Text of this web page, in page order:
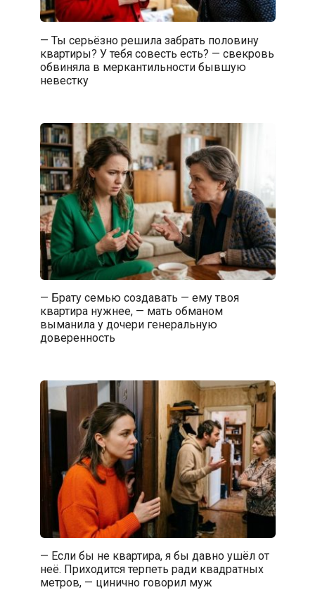
— Ты серьёзно решила забрать половину
квартиры? У тебя совесть есть? — свекровь
обвиняла в меркантильности бывшую
невестку
— Брату семью создавать — ему твоя
квартира нужнее, — мать обманом
выманила у дочери генеральную
доверенность
— Если бы не квартира, я бы давно ушёл от
неё. Приходится терпеть ради квадратных
метров, — цинично говорил муж